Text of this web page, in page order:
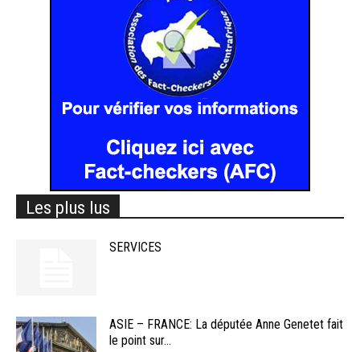
Les plus lus
SERVICES
ASIE – FRANCE: La députée Anne Genetet fait
le point sur...